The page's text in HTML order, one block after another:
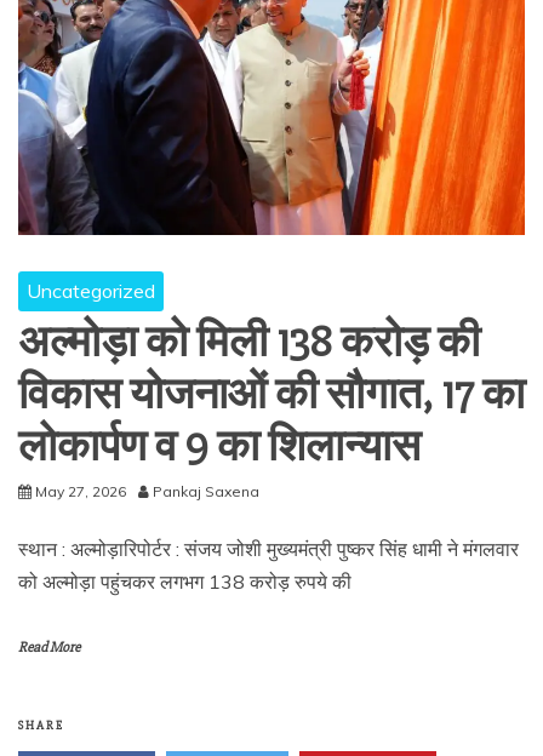
Uncategorized
अल्मोड़ा को मिली 138 करोड़ की
विकास योजनाओं की सौगात, 17 का
लोकार्पण व 9 का शिलान्यास
May 27, 2026 Pankaj Saxena
स्थान : अल्मोड़ारिपोर्टर : संजय जोशी मुख्यमंत्री पुष्कर सिंह धामी ने मंगलवार
को अल्मोड़ा पहुंचकर लगभग 138 करोड़ रुपये की
Read More
SHARE